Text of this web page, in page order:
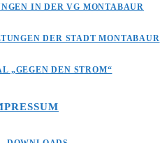
IN DER VG MONTABAUR
DER STADT MONTABAUR
„GEGEN DEN STROM“